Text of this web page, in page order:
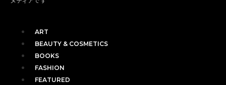
ART
BEAUTY & COSMETICS
BOOKS
FASHION
FEATURED